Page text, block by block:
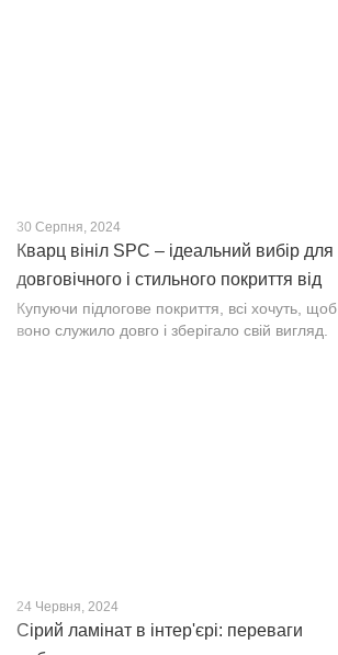
30 Серпня, 2024
Кварц вініл SPC – ідеальний вибір для
довговічного і стильного покриття від
PROFLOOR
Купуючи підлогове покриття, всі хочуть, щоб
воно служило довго і зберігало свій вигляд.
24 Червня, 2024
Сірий ламінат в інтер'єрі: переваги